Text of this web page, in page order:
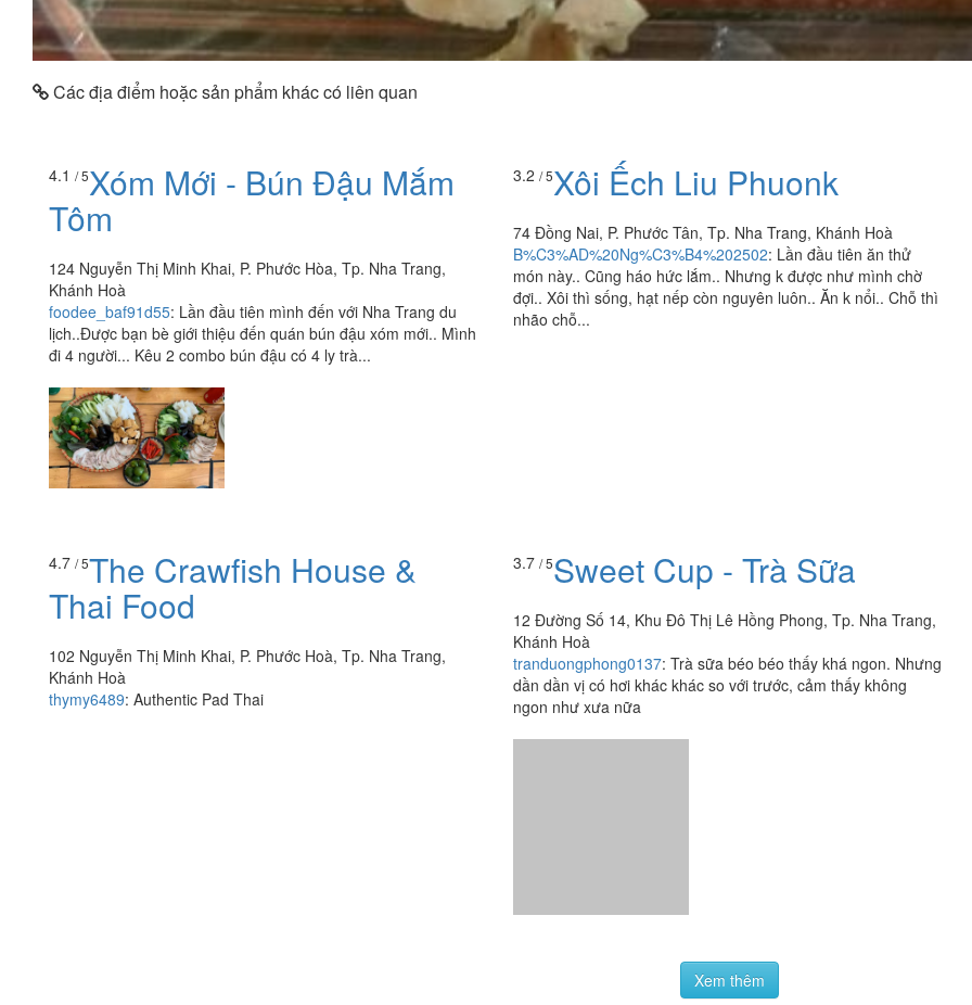
Các địa điểm hoặc sản phẩm khác có liên quan
4.1 / 5Xóm Mới - Bún Đậu Mắm
Tôm
124 Nguyễn Thị Minh Khai, P. Phước Hòa, Tp. Nha Trang,
Khánh Hoà
foodee_baf91d55: Lần đầu tiên mình đến với Nha Trang du
lịch..Được bạn bè giới thiệu đến quán bún đậu xóm mới.. Mình
đi 4 người... Kêu 2 combo bún đậu có 4 ly trà...
3.2 / 5Xôi Ếch Liu Phuonk
74 Đồng Nai, P. Phước Tân, Tp. Nha Trang, Khánh Hoà
B%C3%AD%20Ng%C3%B4%202502: Lần đầu tiên ăn thử
món này.. Cũng háo hức lắm.. Nhưng k được như mình chờ
đợi.. Xôi thì sống, hạt nếp còn nguyên luôn.. Ăn k nổi.. Chỗ thì
nhão chỗ...
4.7 / 5The Crawfish House &
Thai Food
102 Nguyễn Thị Minh Khai, P. Phước Hoà, Tp. Nha Trang,
Khánh Hoà
thymy6489: Authentic Pad Thai
3.7 / 5Sweet Cup - Trà Sữa
12 Đường Số 14, Khu Đô Thị Lê Hồng Phong, Tp. Nha Trang,
Khánh Hoà
tranduongphong0137: Trà sữa béo béo thấy khá ngon. Nhưng
dần dần vị có hơi khác khác so với trước, cảm thấy không
ngon như xưa nữa
Xem thêm